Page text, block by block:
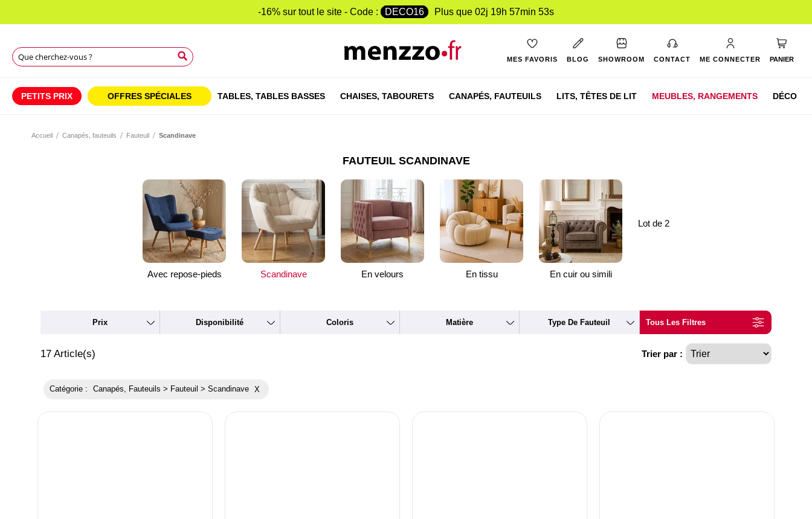
-16% sur tout le site - Code : DECO16 Plus que 02j 19h 57min 53s
Rechercher
MES FAVORIS BLOG SHOWROOM CONTACT ME CONNECTER PANIER
PETITS PRIX OFFRES SPÉCIALES TABLES, TABLES BASSES CHAISES, TABOURETS CANAPÉS, FAUTEUILS LITS, TÊTES DE LIT MEUBLES, RANGEMENTS DÉCO
Accueil Canapés, fauteuils Fauteuil Scandinave
FAUTEUIL SCANDINAVE
Avec repose-pieds Scandinave En velours En tissu En cuir ou simili
Lot de 2
Prix Disponibilité Coloris Matière Type De Fauteuil Tous Les Filtres
17 Article(s) Trier par :
Catégorie : Canapés, Fauteuils > Fauteuil > Scandinave X